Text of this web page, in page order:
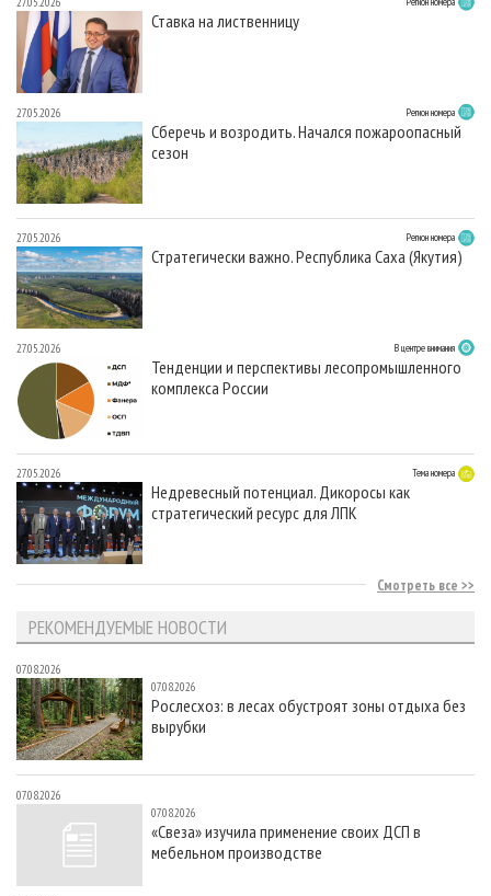
Ставка на лиственницу
27.05.2026 Регион номера
Сберечь и возродить. Начался пожароопасный
сезон
27.05.2026 Регион номера
Стратегически важно. Республика Саха (Якутия)
27.05.2026 В центре внимания
Тенденции и перспективы лесопромышленного
комплекса России
27.05.2026 Тема номера
Недревесный потенциал. Дикоросы как
стратегический ресурс для ЛПК
Смотреть все
РЕКОМЕНДУЕМЫЕ НОВОСТИ
07.08.2026
07.08.2026
Рослесхоз: в лесах обустроят зоны отдыха без
вырубки
07.08.2026
07.08.2026
«Свеза» изучила применение своих ДСП в
мебельном производстве